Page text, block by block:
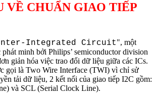
VỀ CHUẨN GIAO TIẾP
Integrated Circuit", một
minh bởi Philips’ semiconductor division
giản hóa việc trao đổi dữ liệu giữa các ICs.
gọi là Two Wire Interface (TWI) vì chỉ sử
tải dữ liệu, 2 kết nối của giao tiếp I2C gồm:
và SCL (Serial Clock Line).